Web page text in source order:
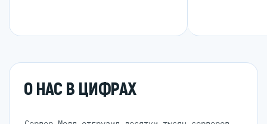
О НАС В ЦИФРАХ